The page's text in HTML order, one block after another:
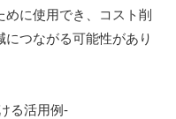
に使用でき、コスト削
つながる可能性があり
る活用例-